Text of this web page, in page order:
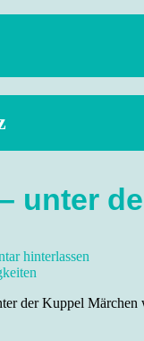
Sachsen,
unter
hinterlassen
der Kuppel